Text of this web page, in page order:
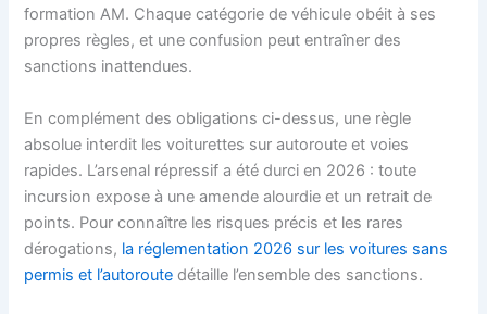
formation AM. Chaque catégorie de véhicule obéit à ses
propres règles, et une confusion peut entraîner des
sanctions inattendues.
En complément des obligations ci-dessus, une règle
absolue interdit les voiturettes sur autoroute et voies
rapides. L’arsenal répressif a été durci en 2026 : toute
incursion expose à une amende alourdie et un retrait de
points. Pour connaître les risques précis et les rares
dérogations, la réglementation 2026 sur les voitures sans
permis et l’autoroute détaille l’ensemble des sanctions.